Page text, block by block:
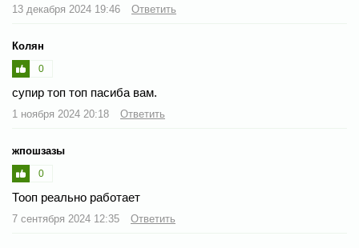
13 декабря 2024 19:46 Ответить
Колян
0
супир топ топ пасиба вам.
1 ноября 2024 20:18 Ответить
жпошзазы
0
Тооп реально работает
7 сентября 2024 12:35 Ответить